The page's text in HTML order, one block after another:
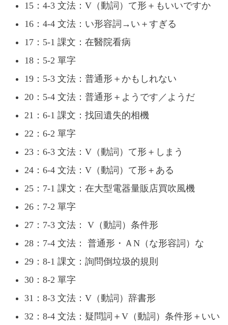
15：4-3 文法：V（動詞）て形＋もいいですか
16：4-4 文法：い形容詞→い＋すぎる
17：5-1 課文：在醫院看病
18：5-2 單字
19：5-3 文法：普通形＋かもしれない
20：5-4 文法：普通形＋ようです／ようだ
21：6-1 課文：找回遺失的相機
22：6-2 單字
23：6-3 文法：V（動詞）て形＋しまう
24：6-4 文法：V（動詞）て形＋ある
25：7-1 課文：在大型電器量販店買吹風機
26：7-2 單字
27：7-3 文法： V（動詞）条件形
28：7-4 文法： 普通形・ＡN（な形容詞）な
29：8-1 課文：詢問倒垃圾的規則
30：8-2 單字
31：8-3 文法：V（動詞）辞書形
32：8-4 文法：疑問詞＋V（動詞）条件形＋いい